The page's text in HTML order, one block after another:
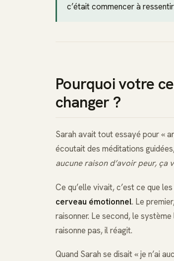
c’était commencer à
Pourquoi votre
changer ?
Sarah avait tout essayé pour «
écoutait des méditations
aucune raison d’avoir peur, ça
Ce qu’elle vivait, c’est ce que
cerveau émotionnel. Le
raisonner. Le second, le
raisonne pas, il réagit.
Quand Sarah se disait « je n’ai